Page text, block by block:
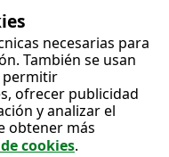
necesarias para
También se usan
permitir
ofrecer publicidad
y analizar el
obtener más
cookies.